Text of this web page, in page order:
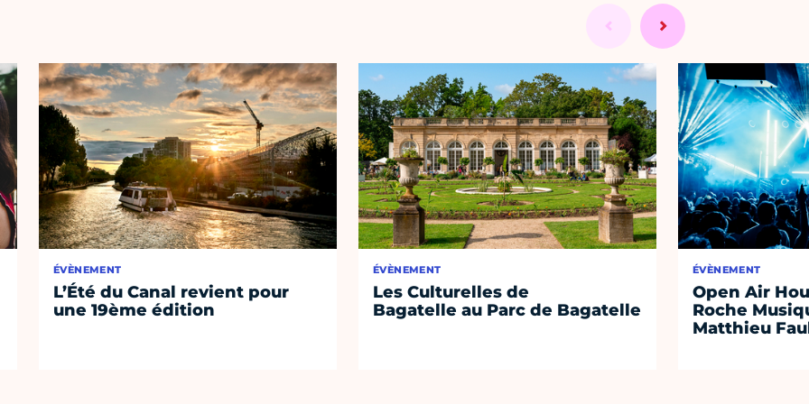
ÉVÈNEMENT
L’Été du Canal revient pour
une 19ème édition
ÉVÈNEMENT
Les Culturelles de
Bagatelle au Parc de Bagatelle
ÉVÈNEMENT
Open Air
Roche
Matthieu